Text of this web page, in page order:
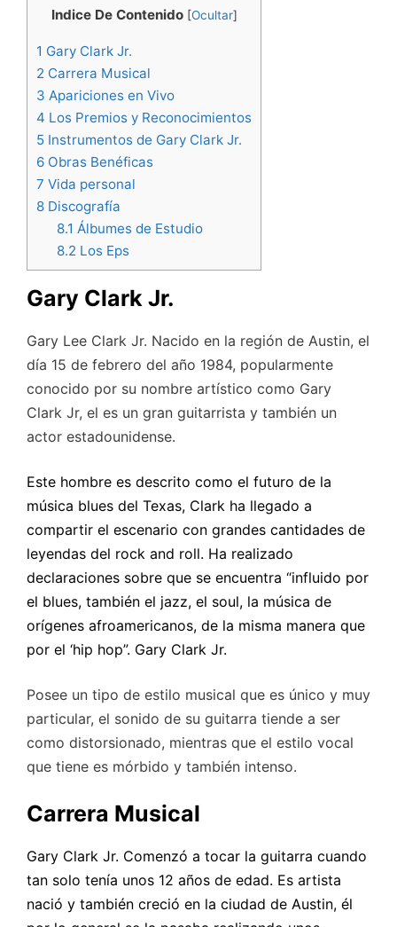
Indice De Contenido [Ocultar]
1 Gary Clark Jr.
2 Carrera Musical
3 Apariciones en Vivo
4 Los Premios y Reconocimientos
5 Instrumentos de Gary Clark Jr.
6 Obras Benéficas
7 Vida personal
8 Discografía
8.1 Álbumes de Estudio
8.2 Los Eps
Gary Clark Jr.
Gary Lee Clark Jr. Nacido en la región de Austin, el
día 15 de febrero del año 1984, popularmente
conocido por su nombre artístico como Gary
Clark Jr, el es un gran guitarrista y también un
actor estadounidense.
Este hombre es descrito como el futuro de la
música blues del Texas, Clark ha llegado a
compartir el escenario con grandes cantidades de
leyendas del rock and roll. Ha realizado
declaraciones sobre que se encuentra “influido por
el blues, también el jazz, el soul, la música de
orígenes afroamericanos, de la misma manera que
por el ‘hip hop”. Gary Clark Jr.
Posee un tipo de estilo musical que es único y muy
particular, el sonido de su guitarra tiende a ser
como distorsionado, mientras que el estilo vocal
que tiene es mórbido y también intenso.
Carrera Musical
Gary Clark Jr. Comenzó a tocar la guitarra cuando
tan solo tenía unos 12 años de edad. Es artista
nació y también creció en la ciudad de Austin, él